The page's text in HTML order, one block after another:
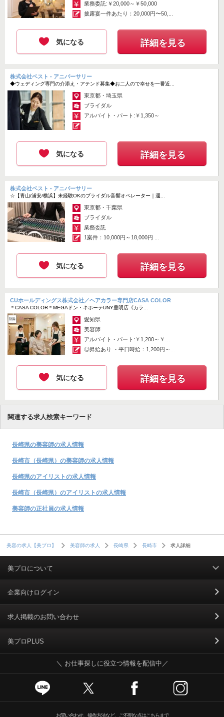
業務委託:￥20,000～￥50,000
披露宴一件あたり：20,000円〜50,...
気になる 詳細を見る
株式会社ベスト - アニバーサリー
◆ウェディング専門の介添え・アテンド募集◆お二人ので幸せを一番近...
東京都・埼玉県
ブライダル
アルバイト・パート:￥1,350～
気になる 詳細を見る
株式会社ベスト - アニバーサリー
☆【青山/浦安/横浜】未経験OKのブライダル音響オペレーター｜週...
東京都・千葉県
ブライダル
業務委託
1案件：10,000円～18,000円 ...
気になる 詳細を見る
CUホールディングス株式会社／ヘアカラー専門店CASA COLOR
＊CASA COLOR＊MEGAドン・キホーテUNY豊明店《カラ...
愛知県
美容師
アルバイト・パート:￥1,200～￥1,400
◎昇給あり ・平日時給：1,200円～...
気になる 詳細を見る
関連する求人検索キーワード
長崎県の美容師の求人情報
長崎市（長崎県）の美容師の求人情報
長崎県のアイリストの求人情報
長崎市（長崎県）のアイリストの求人情報
美容師の正社員の求人情報
美容の求人【美プロ】 美容師の求人 長崎県 長崎市 求人詳細
美プロについて
利用規約
掲載規約
個人情報保護ポリシー
個人情報のお取り扱いについて
Cookieポリシー
企業向けログイン
求人掲載のお問い合わせ
美プロPLUS
＼ お仕事探しに役立つ情報を配信中／
お問い合わせ、操作方法など、ご不明な点はこちらまで